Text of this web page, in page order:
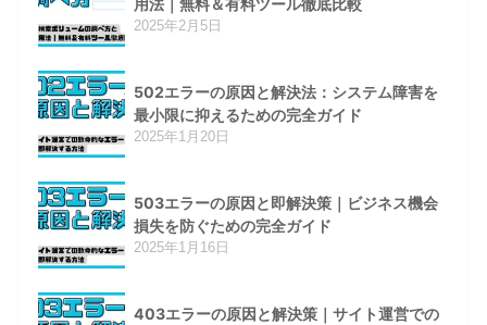
用法｜無料＆有料ツール徹底比較
2025年2月5日
502エラーの原因と解決法：システム障害を
最小限に抑えるための完全ガイド
2025年1月20日
503エラーの原因と即解決策｜ビジネス機会
損失を防ぐための完全ガイド
2025年1月16日
403エラーの原因と解決策｜サイト運営での